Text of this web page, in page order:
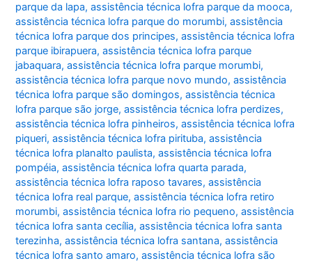
parque da lapa,assistência técnica lofra parque da mooca,
assistência técnica lofra parque do morumbi,assistência
técnica lofra parque dos principes,assistência técnica lofra
parque ibirapuera,assistência técnica lofra parque
jabaquara,assistência técnica lofra parque morumbi,
assistência técnica lofra parque novo mundo,assistência
técnica lofra parque são domingos,assistência técnica
lofra parque são jorge,assistência técnica lofra perdizes,
assistência técnica lofra pinheiros,assistência técnica lofra
piqueri,assistência técnica lofra pirituba,assistência
técnica lofra planalto paulista,assistência técnica lofra
pompéia,assistência técnica lofra quarta parada,
assistência técnica lofra raposo tavares,assistência
técnica lofra real parque,assistência técnica lofra retiro
morumbi,assistência técnica lofra rio pequeno,assistência
técnica lofra santa cecília,assistência técnica lofra santa
terezinha,assistência técnica lofra santana,assistência
técnica lofra santo amaro,assistência técnica lofra são